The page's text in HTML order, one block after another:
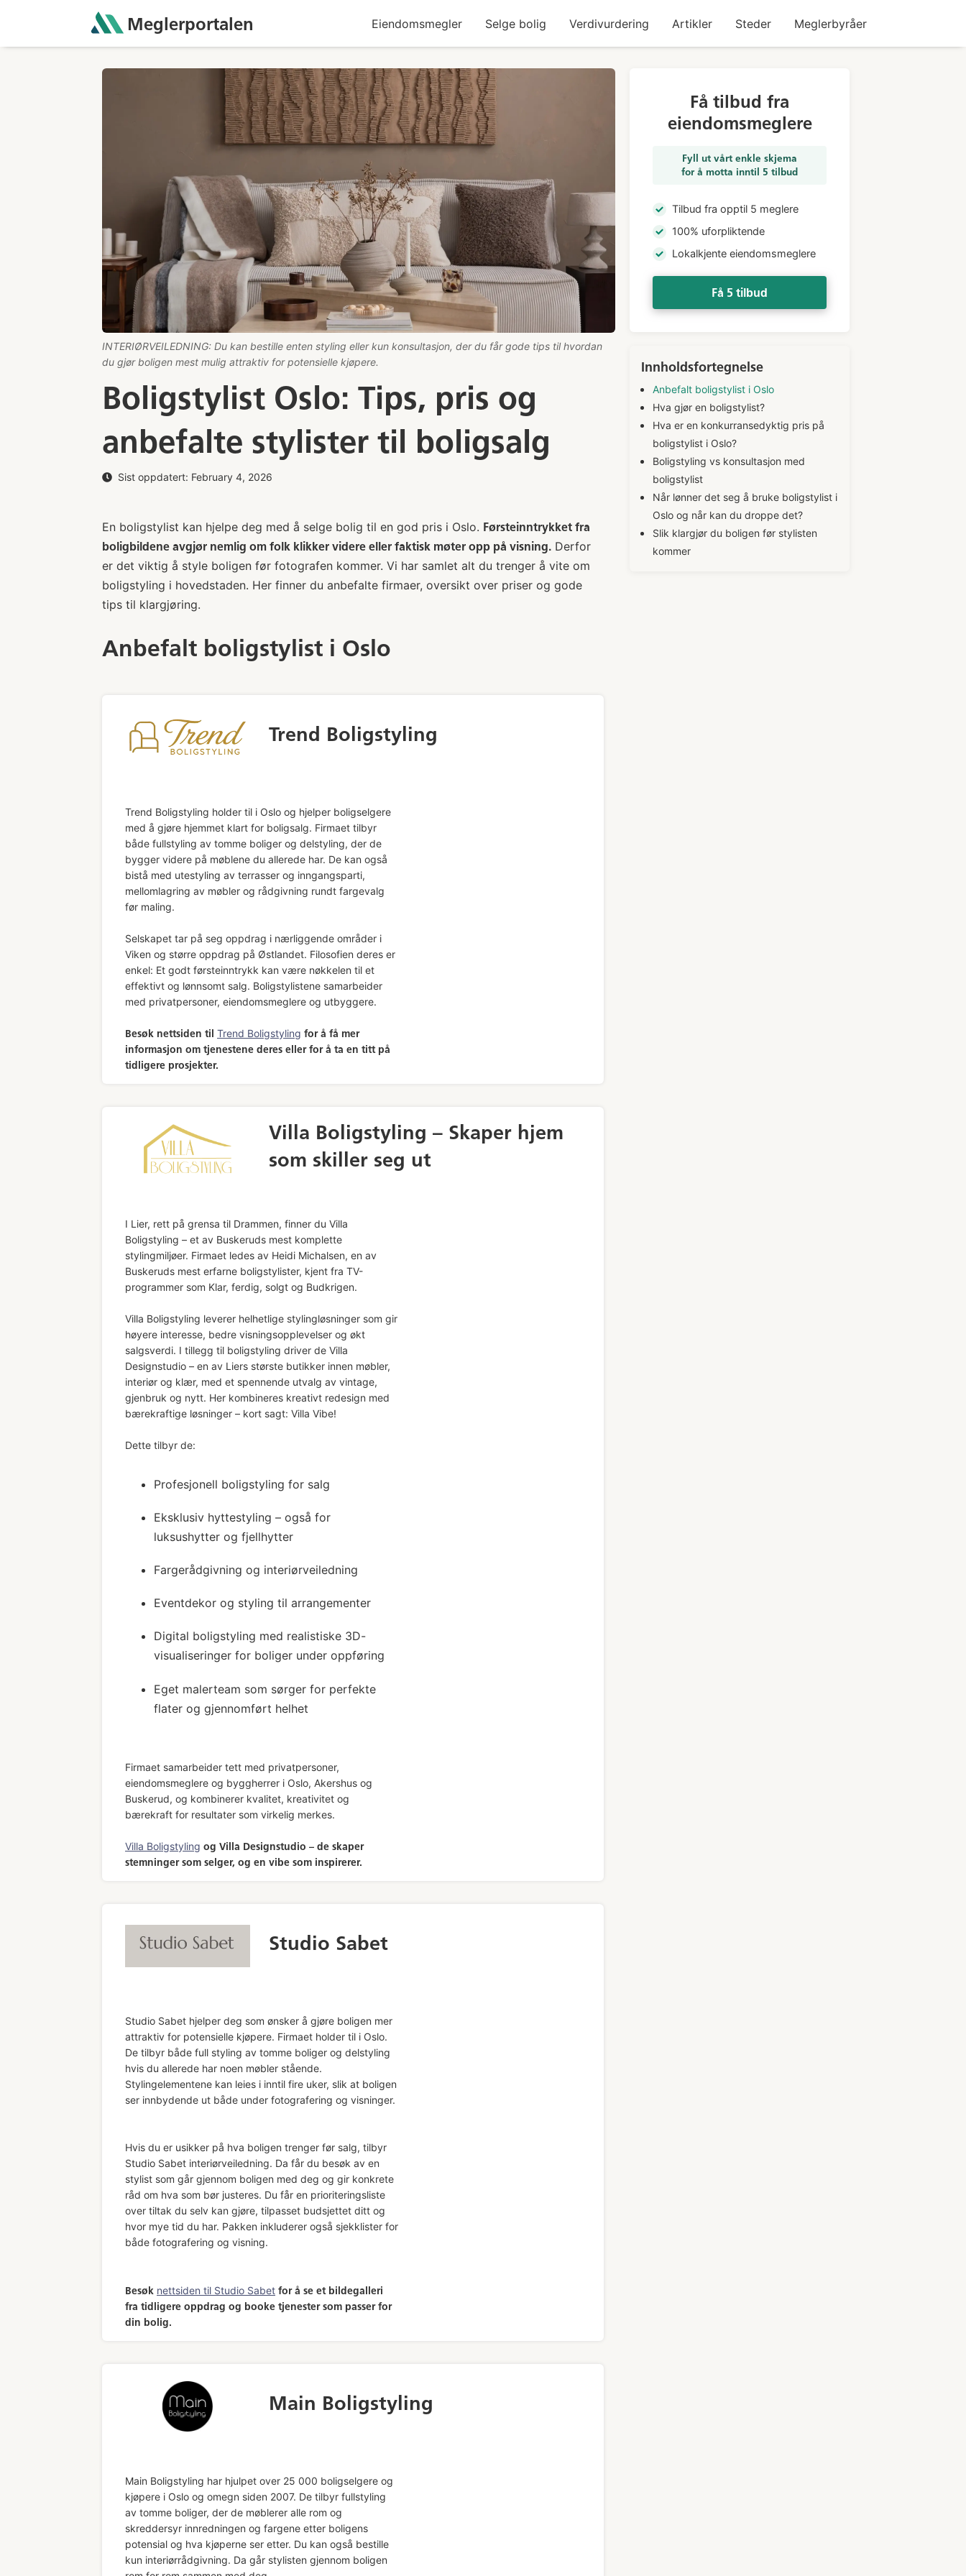
Meglerportalen Eiendomsmegler Selge bolig Verdivurdering Artikler Steder Meglerbyråer
INTERIØRVEILEDNING: Du kan bestille enten styling eller kun konsultasjon, der du får gode tips til hvordan
du gjør boligen mest mulig attraktiv for potensielle kjøpere.
Boligstylist Oslo: Tips, pris og
anbefalte stylister til boligsalg
Sist oppdatert: February 4, 2026
En boligstylist kan hjelpe deg med å selge bolig til en god pris i Oslo. Førsteinntrykket fra
boligbildene avgjør nemlig om folk klikker videre eller faktisk møter opp på visning. Derfor
er det viktig å style boligen før fotografen kommer. Vi har samlet alt du trenger å vite om
boligstyling i hovedstaden. Her finner du anbefalte firmaer, oversikt over priser og gode
tips til klargjøring.
Anbefalt boligstylist i Oslo
Trend Boligstyling
Trend Boligstyling holder til i Oslo og hjelper boligselgere
med å gjøre hjemmet klart for boligsalg. Firmaet tilbyr
både fullstyling av tomme boliger og delstyling, der de
bygger videre på møblene du allerede har. De kan også
bistå med utestyling av terrasser og inngangsparti,
mellomlagring av møbler og rådgivning rundt fargevalg
før maling.
Selskapet tar på seg oppdrag i nærliggende områder i
Viken og større oppdrag på Østlandet. Filosofien deres er
enkel: Et godt førsteinntrykk kan være nøkkelen til et
effektivt og lønnsomt salg. Boligstylistene samarbeider
med privatpersoner, eiendomsmeglere og utbyggere.
Besøk nettsiden til Trend Boligstyling for å få mer
informasjon om tjenestene deres eller for å ta en titt på
tidligere prosjekter.
Villa Boligstyling – Skaper hjem
som skiller seg ut
I Lier, rett på grensa til Drammen, finner du Villa
Boligstyling – et av Buskeruds mest komplette
stylingmiljøer. Firmaet ledes av Heidi Michalsen, en av
Buskeruds mest erfarne boligstylister, kjent fra TV-
programmer som Klar, ferdig, solgt og Budkrigen.
Villa Boligstyling leverer helhetlige stylingløsninger som gir
høyere interesse, bedre visningsopplevelser og økt
salgsverdi. I tillegg til boligstyling driver de Villa
Designstudio – en av Liers største butikker innen møbler,
interiør og klær, med et spennende utvalg av vintage,
gjenbruk og nytt. Her kombineres kreativt redesign med
bærekraftige løsninger – kort sagt: Villa Vibe!
Dette tilbyr de:
Profesjonell boligstyling for salg
Eksklusiv hyttestyling – også for
luksushytter og fjellhytter
Fargerådgivning og interiørveiledning
Eventdekor og styling til arrangementer
Digital boligstyling med realistiske 3D-
visualiseringer for boliger under oppføring
Eget malerteam som sørger for perfekte
flater og gjennomført helhet
Firmaet samarbeider tett med privatpersoner,
eiendomsmeglere og byggherrer i Oslo, Akershus og
Buskerud, og kombinerer kvalitet, kreativitet og
bærekraft for resultater som virkelig merkes.
Villa Boligstyling og Villa Designstudio – de skaper
stemninger som selger, og en vibe som inspirerer.
Studio Sabet
Studio Sabet hjelper deg som ønsker å gjøre boligen mer
attraktiv for potensielle kjøpere. Firmaet holder til i Oslo.
De tilbyr både full styling av tomme boliger og delstyling
hvis du allerede har noen møbler stående.
Stylingelementene kan leies i inntil fire uker, slik at boligen
ser innbydende ut både under fotografering og visninger.
Hvis du er usikker på hva boligen trenger før salg, tilbyr
Studio Sabet interiørveiledning. Da får du besøk av en
stylist som går gjennom boligen med deg og gir konkrete
råd om hva som bør justeres. Du får en prioriteringsliste
over tiltak du selv kan gjøre, tilpasset budsjettet ditt og
hvor mye tid du har. Pakken inkluderer også sjekklister for
både fotografering og visning.
Besøk nettsiden til Studio Sabet for å se et bildegalleri
fra tidligere oppdrag og booke tjenester som passer for
din bolig.
Main Boligstyling
Main Boligstyling har hjulpet over 25 000 boligselgere og
kjøpere i Oslo og omegn siden 2007. De tilbyr fullstyling
av tomme boliger, der de møblerer alle rom og
skreddersyr innredningen og fargene etter boligens
potensial og hva kjøperne ser etter. Du kan også bestille
kun interiørrådgivning. Da går stylisten gjennom boligen
Få tilbud fra
eiendomsmeglere
Fyll ut vårt enkle skjema
for å motta inntil 5 tilbud
Tilbud fra opptil 5 meglere
100% uforpliktende
Lokalkjente eiendomsmeglere
Få 5 tilbud
Innholdsfortegnelse
Anbefalt boligstylist i Oslo
Hva gjør en boligstylist?
Hva er en konkurransedyktig pris på
boligstylist i Oslo?
Boligstyling vs konsultasjon med
boligstylist
Når lønner det seg å bruke boligstylist i
Oslo og når kan du droppe det?
Slik klargjør du boligen før stylisten
kommer